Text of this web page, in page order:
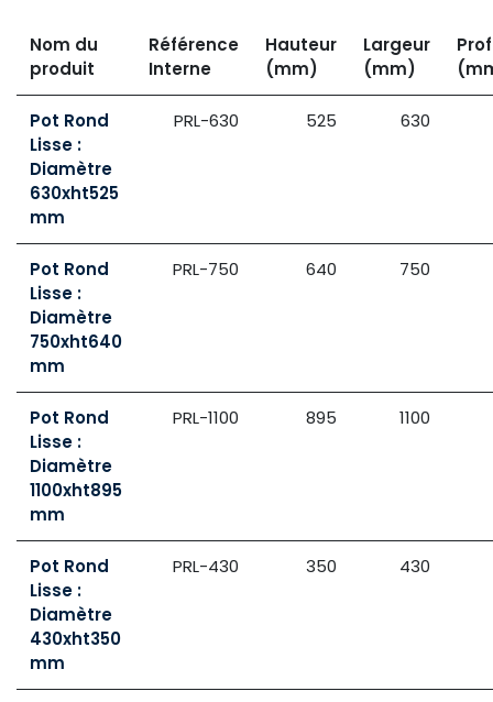
Nom du
produit
Référence
Interne
Hauteur
(mm)
Largeur
(mm)
Pot Rond
Lisse :
Diamètre
630xht525
mm
PRL-630 525 630
Pot Rond
Lisse :
Diamètre
750xht640
mm
PRL-750 640 750
Pot Rond
Lisse :
Diamètre
1100xht895
mm
PRL-1100 895 1100
Pot Rond
Lisse :
Diamètre
430xht350
mm
PRL-430 350 430